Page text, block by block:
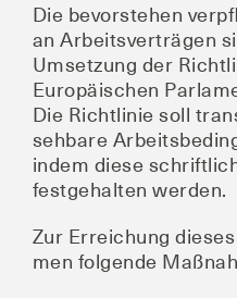
Die bevor­ste­hen
an Arbeits­ver­trä­gen
Umset­zung der
Euro­päi­schen
Die Richt­li­nie soll
seh­ba­re
indem die­se
fest­ge­hal­ten werden.
Zur Errei­chung
men fol­gen­de